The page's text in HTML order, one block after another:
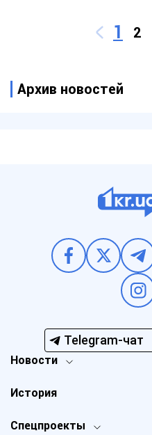
1 2
Архив новостей
Telegram-чат
Новости
Спецпроекты
История